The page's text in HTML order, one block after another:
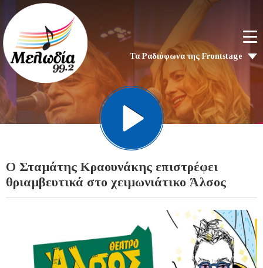
Τα Ραδιόφωνα της Frontstage
Ο Σταμάτης Κραουνάκης επιστρέφει
θριαμβευτικά στο χειμωνιάτικο Άλσος